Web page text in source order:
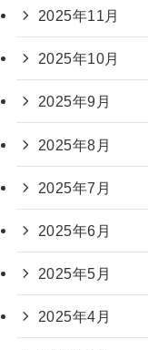
2025年11月
2025年10月
2025年9月
2025年8月
2025年7月
2025年6月
2025年5月
2025年4月